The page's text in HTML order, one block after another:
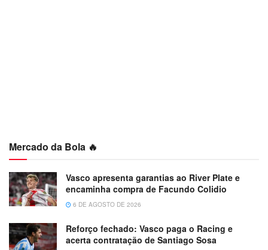
Mercado da Bola 🔥
Vasco apresenta garantias ao River Plate e
encaminha compra de Facundo Colidio
6 DE AGOSTO DE 2026
Reforço fechado: Vasco paga o Racing e
acerta contratação de Santiago Sosa